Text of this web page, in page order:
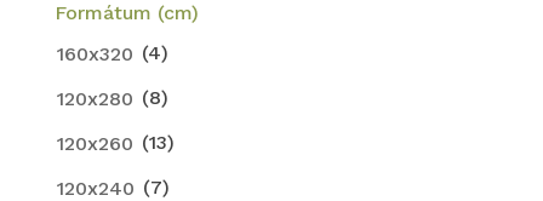
Formátum (cm)
160x320 (4)
120x280 (8)
120x260 (13)
120x240 (7)